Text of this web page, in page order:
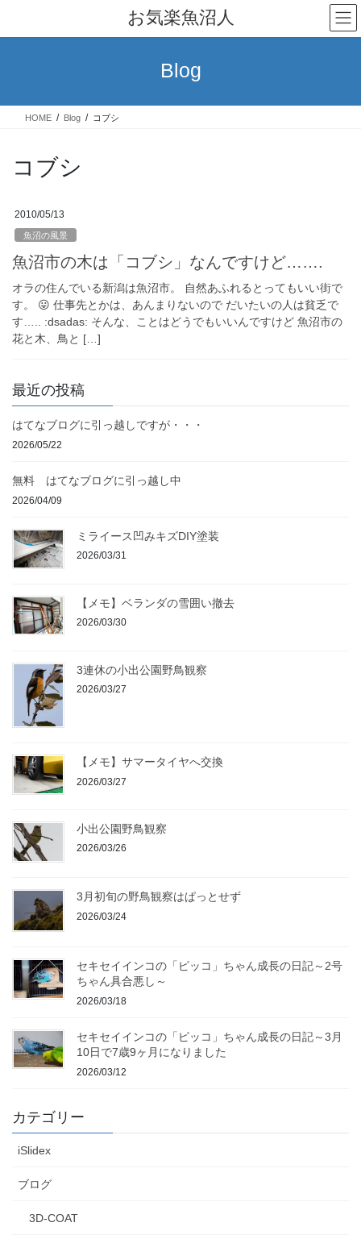
テ
ス
ゲ
ン
お気楽魚沼人
Blog
HOME Blog コブシ
コブシ
2010/05/13
魚沼の風景
魚沼市の木は「コブシ」なんですけど…….
オラの住んでいる新潟は魚沼市。 自然あふれるとってもいい街で
す。 😛 仕事先とかは、あんまりないので だいたいの人は貧乏で
す….. :dsadas: そんな、ことはどうでもいいんですけど 魚沼市の
花と木、鳥と […]
最近の投稿
はてなブログに引っ越しですが・・・
2026/05/22
無料 はてなブログに引っ越し中
2026/04/09
ミライース凹みキズDIY塗装
2026/03/31
【メモ】ベランダの雪囲い撤去
2026/03/30
3連休の小出公園野鳥観察
2026/03/27
【メモ】サマータイヤへ交換
2026/03/27
小出公園野鳥観察
2026/03/26
3月初旬の野鳥観察はぱっとせず
2026/03/24
セキセイインコの「ピッコ」ちゃん成長の日記～2号
ちゃん具合悪し～
2026/03/18
セキセイインコの「ピッコ」ちゃん成長の日記～3月
10日で7歳9ヶ月になりました
2026/03/12
カテゴリー
iSlidex
ブログ
3D-COAT